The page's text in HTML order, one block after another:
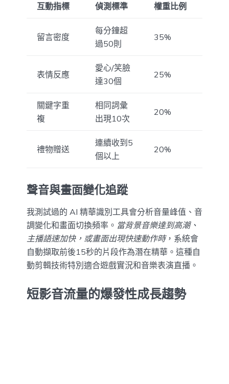
互動指標 偵測標準 權重比例
留言密度
每分鐘超
過50則
35%
表情反應
愛心/笑臉
達30個
25%
關鍵字重
複
相同詞彙
出現10次
20%
禮物贈送
連續收到5
個以上
20%
聲音與畫面變化追蹤
我測試過的 AI 精華識別工具會分析音量峰值、音
調變化和畫面切換頻率。 當背景音樂達到高潮、
主播語速加快，或畫面出現快速動作時，系統會
自動擷取前後15秒的片段作為潛在精華。這種自
動剪輯技術特別適合遊戲實況和音樂表演直播。
短影音流量的爆發性成長趨勢